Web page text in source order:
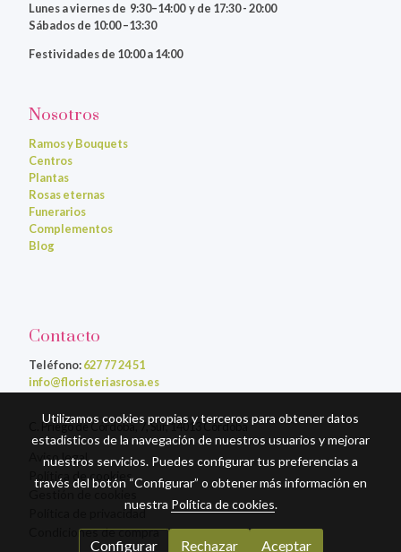
Lunes a viernesde 9:30–14:00 y de 17:30 - 20:00
Sábados de 10:00 –13:30
Festividades de 10:00 a 14:00
Nosotros
Ramos y Bouquets
Centros
Plantas
Rosas eternas
Funerarios
Complementos
Blog
Contacto
Teléfono:627 77 24 51
info@floristeriasrosa.es
C. Priego de Córdoba, 7, Sur, 14013 Córdoba
Aviso legal
Política de cookies
Política de privacidad
Condiciones de compra
Utilizamos cookies propias y terceros para obtener datos
estadísticos de la navegación de nuestros usuarios y mejorar
nuestros servicios. Puedes configurar tus preferencias a
través del botón “Configurar” o obtener más información en
nuestra Política de cookies.
Configurar Rechazar Aceptar